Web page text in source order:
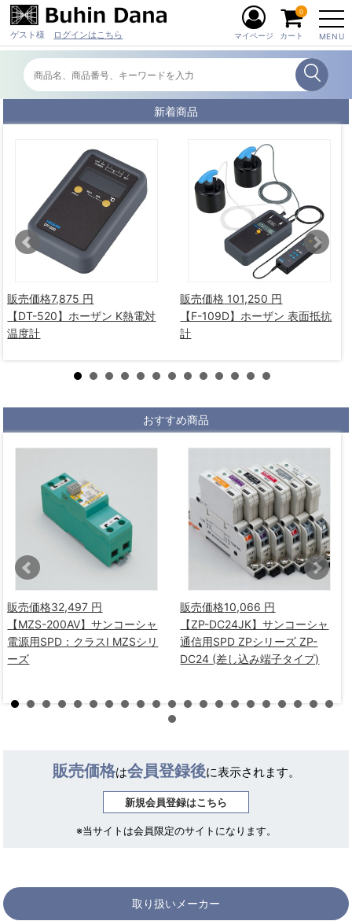
ゲスト様 ログインはこちら MENU
マイページ カート
0
新着商品
販売価格7,875 円
【DT-520】ホーザン K熱電対
温度計
販売価格 101,250 円
【F-109D】ホーザン 表面抵抗
計
おすすめ商品
販売価格32,497 円
【MZS-200AV】サンコーシャ
電源用SPD：クラスⅠ MZSシリ
ーズ
販売価格10,066 円
【ZP-DC24JK】サンコーシャ
通信用SPD ZPシリーズ ZP-
DC24 (差し込み端子タイプ)
販売価格は会員登録後に表示されます。
新規会員登録はこちら
※当サイトは会員限定のサイトになります。
取り扱いメーカー